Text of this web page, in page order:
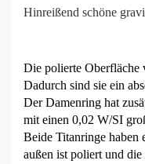
Hinreißend schöne
Die polierte Oberfläche
Dadurch sind sie ein
Der Damenring hat
mit einen 0,02 W/SI
Beide Titanringe haben
außen ist poliert und